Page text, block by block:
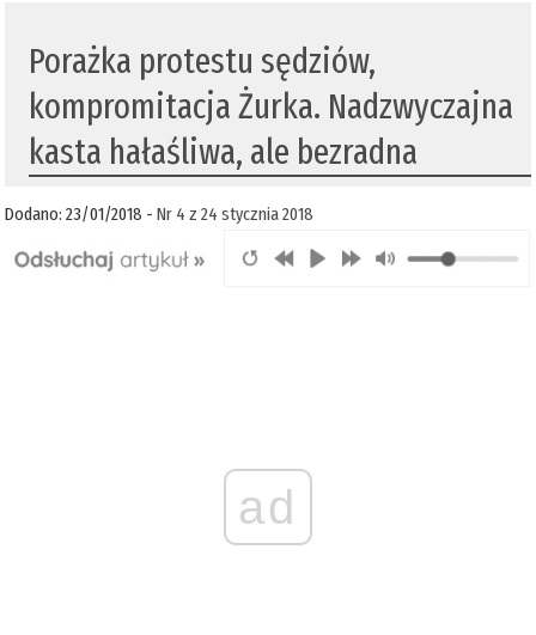
Porażka protestu sędziów,
kompromitacja Żurka. Nadzwyczajna
kasta hałaśliwa, ale bezradna
Dodano: 23/01/2018 -Nr 4 z 24 stycznia 2018
ad